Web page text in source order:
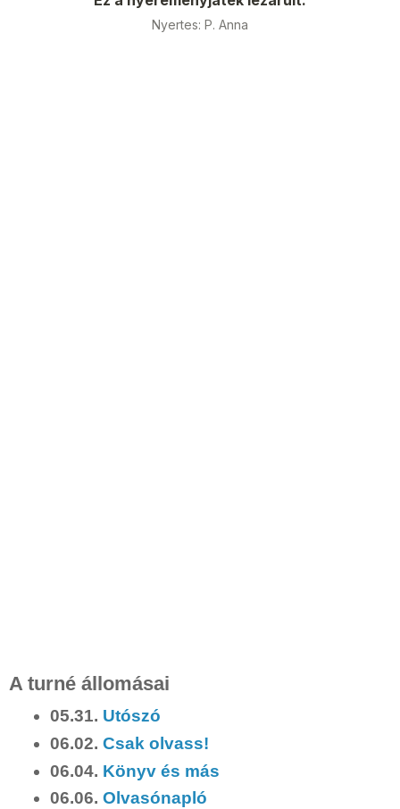
A turné állomásai
05.31. Utószó
06.02.Csak olvass!
06.04. Könyv és más
06.06.Olvasónapló